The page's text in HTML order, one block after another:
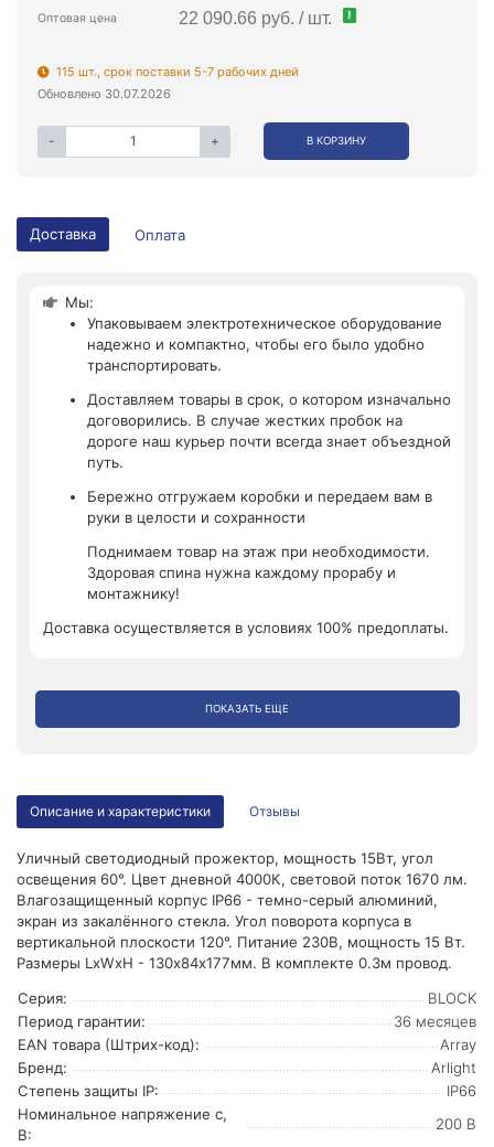
Оптовая цена 22 090.66 руб. / шт. !
115 шт., срок поставки 5-7 рабочих дней
Обновлено 30.07.2026
- + В КОРЗИНУ
Доставка Оплата
Мы:
Упаковываем электротехническое оборудование
надежно и компактно, чтобы его было удобно
транспортировать.
Доставляем товары в срок, о котором изначально
договорились. В случае жестких пробок на
дороге наш курьер почти всегда знает объездной
путь.
Бережно отгружаем коробки и передаем вам в
руки в целости и сохранности
Поднимаем товар на этаж при необходимости.
Здоровая спина нужна каждому прорабу и
монтажнику!
Доставка осуществляется в условиях 100% предоплаты.
ПОКАЗАТЬ ЕЩЕ
Описание и характеристики Отзывы
Уличный светодиодный прожектор, мощность 15Вт, угол
освещения 60°. Цвет дневной 4000К, световой поток 1670 лм.
Влагозащищенный корпус IP66 - темно-серый алюминий,
экран из закалённого стекла. Угол поворота корпуса в
вертикальной плоскости 120°. Питание 230В, мощность 15 Вт.
Размеры LxWxH - 130х84х177мм. В комплекте 0.3м провод.
Серия:
BLOCK
Период гарантии:
36 месяцев
EAN товара (Штрих-код):
Array
Бренд:
Arlight
Степень защиты IP:
IP66
Номинальное напряжение с,
В:
200 В